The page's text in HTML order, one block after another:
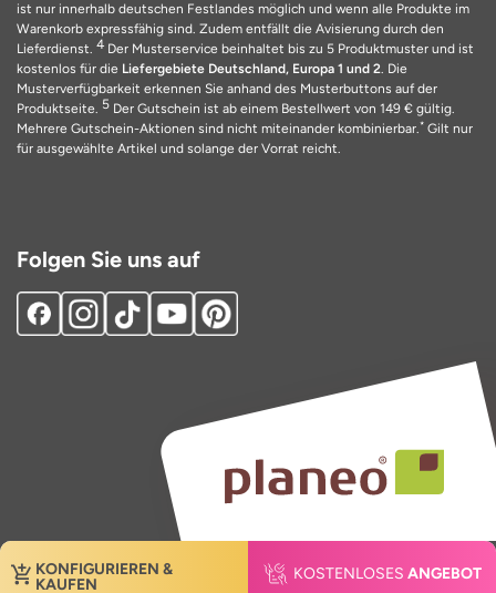
KONFIGURIEREN &
KAUFEN
KOSTENLOSES ANGEBOT
ist nur innerhalb deutschen Festlandes möglich und wenn alle Produkte im
Warenkorb expressfähig sind. Zudem entfällt die Avisierung durch den
Lieferdienst. 4 Der Musterservice beinhaltet bis zu 5 Produktmuster und ist
kostenlos für die Liefergebiete Deutschland, Europa 1 und 2. Die
Musterverfügbarkeit erkennen Sie anhand des Musterbuttons auf der
Produktseite. 5 Der Gutschein ist ab einem Bestellwert von 149 € gültig.
Mehrere Gutschein-Aktionen sind nicht miteinander kombinierbar.* Gilt nur
für ausgewählte Artikel und solange der Vorrat reicht.
Folgen Sie uns auf